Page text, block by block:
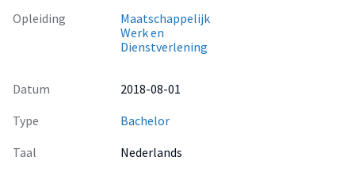
Opleiding
Maatschappelijk
Werk en
Dienstverlening
Datum
2018-08-01
Type
Bachelor
Taal
Nederlands